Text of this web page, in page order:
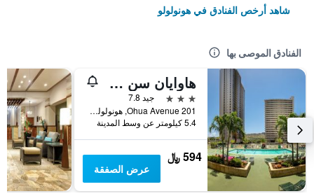
شاهد أرخص الفنادق في هونولولو
الفنادق الموصى بها
هاوايان سن هوليدايز
3 نجوم
جيد 7.8
201 Ohua Avenue, هونولولو, أواهو, HI, الولايات المتحدة الأميريكية
5.4 كيلومتر عن وسط المدينة
594 ﷼
عرض الصفقة